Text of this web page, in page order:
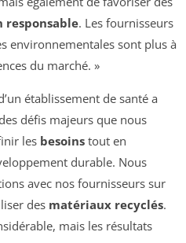
responsable. Les fournisseurs
environnementales sont plus à
du marché. »
établissement de santé a
défis majeurs que nous
les besoins tout en
durable. Nous
avec nos fournisseurs sur
des matériaux recyclés.
mais les résultats